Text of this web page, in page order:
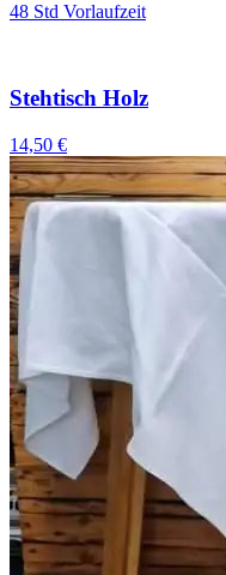
48 Std Vorlaufzeit
Stehtisch Holz
14,50 €